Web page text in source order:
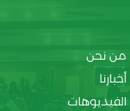
من نحن
أخبارنا
الفيديوهات